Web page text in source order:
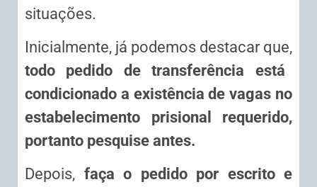
situações.
Inicialmente, já podemos destacar que,
todo pedido de transferência está
condicionado a existência de vagas no
estabelecimento prisional requerido,
portanto pesquise antes.
Depois, faça o pedido por escrito e